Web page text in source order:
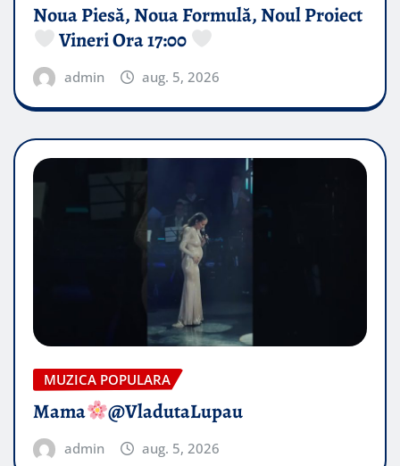
Noua Piesă, Noua Formulă, Noul Proiect
Vineri Ora 17:00
admin aug. 5, 2026
MUZICA POPULARA
Mama @VladutaLupau
admin aug. 5, 2026